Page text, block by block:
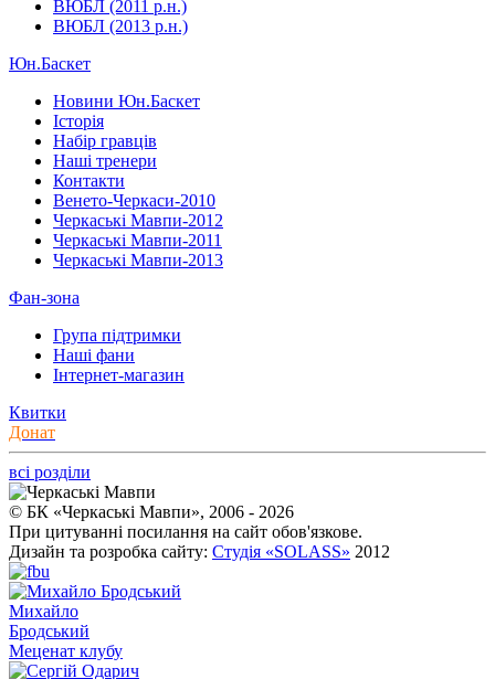
ВЮБЛ (2011 р.н.)
ВЮБЛ (2013 р.н.)
Юн.Баскет
Новини Юн.Баскет
Історія
Набір гравців
Наші тренери
Контакти
Венето-Черкаси-2010
Черкаські Мавпи-2012
Черкаські Мавпи-2011
Черкаські Мавпи-2013
Фан-зона
Група підтримки
Наші фани
Інтернет-магазин
Квитки
Донат
всі розділи
© БК «Черкаські Мавпи», 2006 - 2026
При цитуванні посилання на сайт обов'язкове.
Дизайн та розробка сайту: Студія «SOLASS» 2012
Михайло
Бродський
Меценат клубу